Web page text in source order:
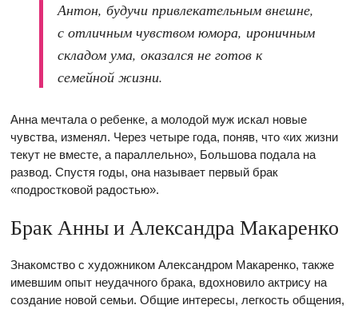
Антон, будучи привлекательным внешне,
с отличным чувством юмора, ироничным
складом ума, оказался не готов к
семейной жизни.
Анна мечтала о ребенке, а молодой муж искал новые
чувства, изменял. Через четыре года, поняв, что «их жизни
текут не вместе, а параллельно», Большова подала на
развод. Спустя годы, она называет первый брак
«подростковой радостью».
Брак Анны и Александра Макаренко
Знакомство с художником Александром Макаренко, также
имевшим опыт неудачного брака, вдохновило актрису на
создание новой семьи. Общие интересы, легкость общения,